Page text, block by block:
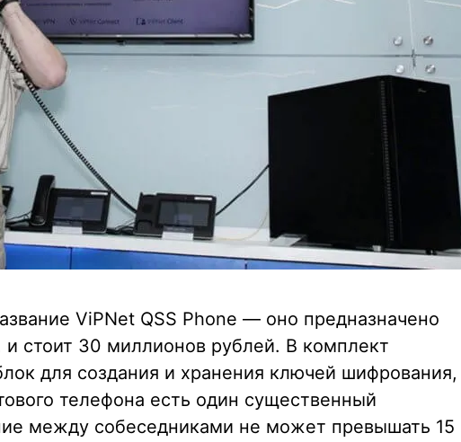
ViPNet QSS Phone — оно предназначено
стоит 30 миллионов рублей. В комплект
для создания и хранения ключей шифрования,
телефона есть один существенный
между собеседниками не может превышать 15